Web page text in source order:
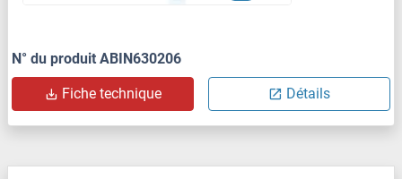
N° du produit ABIN630206
Fiche technique Détails